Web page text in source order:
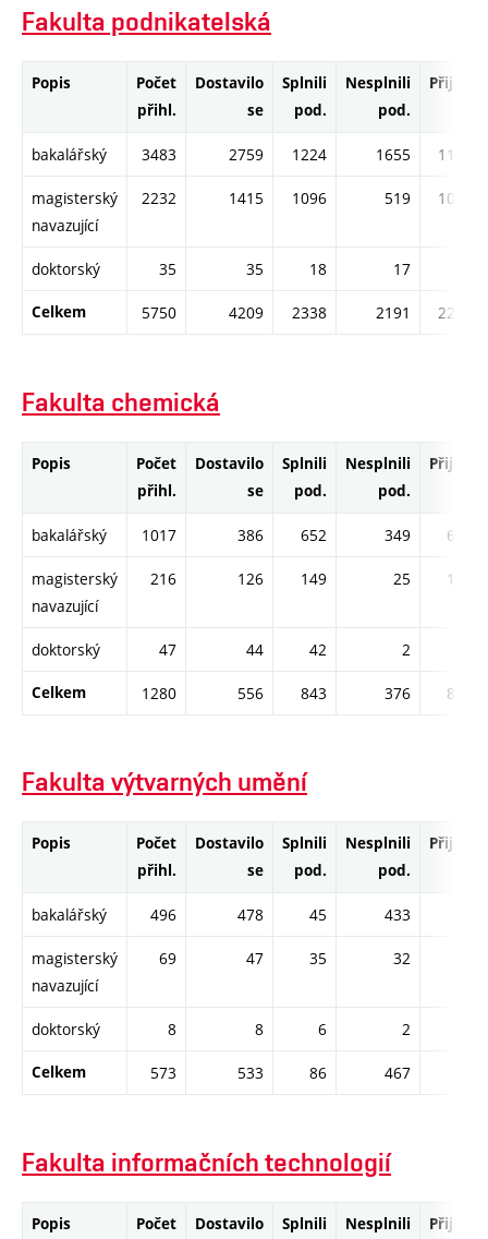
Fakulta podnikatelská
Popis
Počet
přihl.
Dostavilo
se
Splnili
pod.
Nesplnili
pod.
Přijati
bakalářský 3483 2759 1224 1655 1125
magisterský
navazující
2232 1415 1096 519 1085
doktorský 35 35 18 17
Celkem 5750 4209 2338 2191 2228
Fakulta chemická
Popis
Počet
přihl.
Dostavilo
se
Splnili
pod.
Nesplnili
pod.
Přijati
bakalářský 1017 386 652 349 652
magisterský
navazující
216 126 149 25 149
doktorský 47 44 42 2
Celkem 1280 556 843 376 843
Fakulta výtvarných umění
Popis
Počet
přihl.
Dostavilo
se
Splnili
pod.
Nesplnili
pod.
Přijati
bakalářský 496 478 45 433
magisterský
navazující
69 47 35 32
doktorský 8 8 6 2
Celkem 573 533 86 467
Fakulta informačních technologií
Popis
Počet
Dostavilo
Splnili
Nesplnili
Přijati